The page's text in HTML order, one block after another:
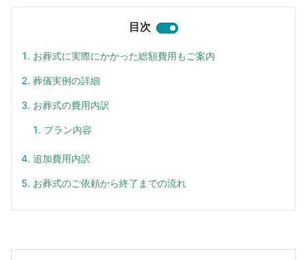
目次
お葬式に実際にかかった総額費用もご案内
葬儀実例の詳細
お葬式の費用内訳
プラン内容
追加費用内訳
お葬式のご依頼から終了までの流れ